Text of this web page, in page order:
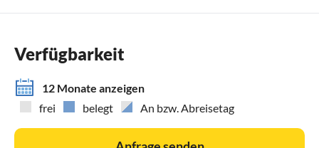
Verfügbarkeit
12 Monate anzeigen
frei
belegt An bzw. Abreisetag